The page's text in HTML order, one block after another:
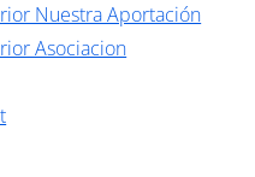
Nuestra Aportación
Asociacion